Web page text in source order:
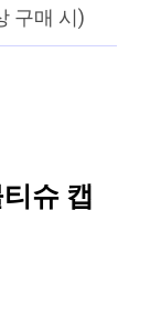
구매 시)
슈 캡